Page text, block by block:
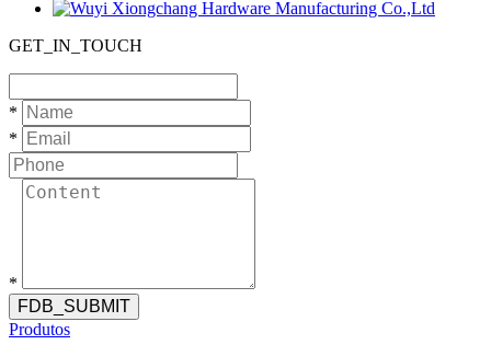
GET_IN_TOUCH
*
*
*
FDB_SUBMIT
Produtos